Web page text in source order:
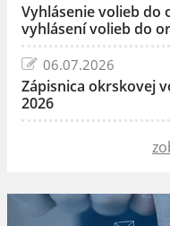
Vyhlásenie volieb do
vyhlásení volieb do
06.07.2026
Zápisnica okrskovej
2026